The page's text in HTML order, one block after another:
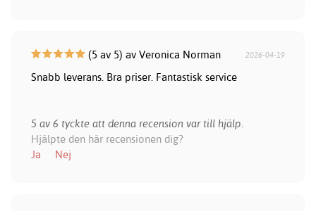
(5 av 5) av Veronica Norman 2026-04-19
Snabb leverans. Bra priser. Fantastisk service
5 av 6 tyckte att denna recension var till hjälp.
Hjälpte den här recensionen dig?
Ja
Nej